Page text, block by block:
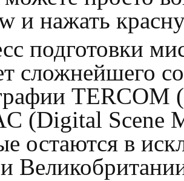
и нажать
подготовки
сложнейшего
TERCOM
(Digital Scene
остаются в